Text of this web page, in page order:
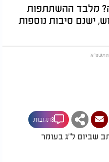
מלבד ההשתתפות
ישנם סיבות נוספות
3תגובות
שביום ל"ג בעומר